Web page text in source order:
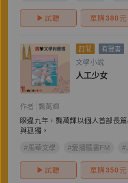
試聽 單購380 元
訂閱 有聲書
文學小說
人工少女
作者
龔萬輝
睽違九年，龔萬輝以個人首部長
與孤獨。
#馬華文學 #愛播聽書FM #
試聽 單購350 元